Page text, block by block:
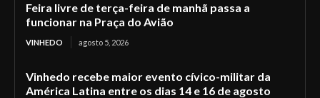
Feira livre de terça-feira de manhã passa a
funcionar na Praça do Avião
VINHEDO agosto 5, 2026
Vinhedo recebe maior evento cívico-militar da
América Latina entre os dias 14 e 16 de agosto